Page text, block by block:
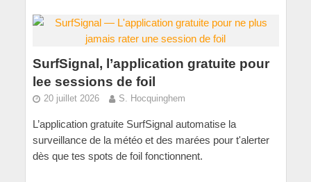
SurfSignal, l’application gratuite pour
lee sessions de foil
20 juillet 2026 S. Hocquinghem
L’application gratuite SurfSignal automatise la
surveillance de la météo et des marées pour t'alerter
dès que tes spots de foil fonctionnent.